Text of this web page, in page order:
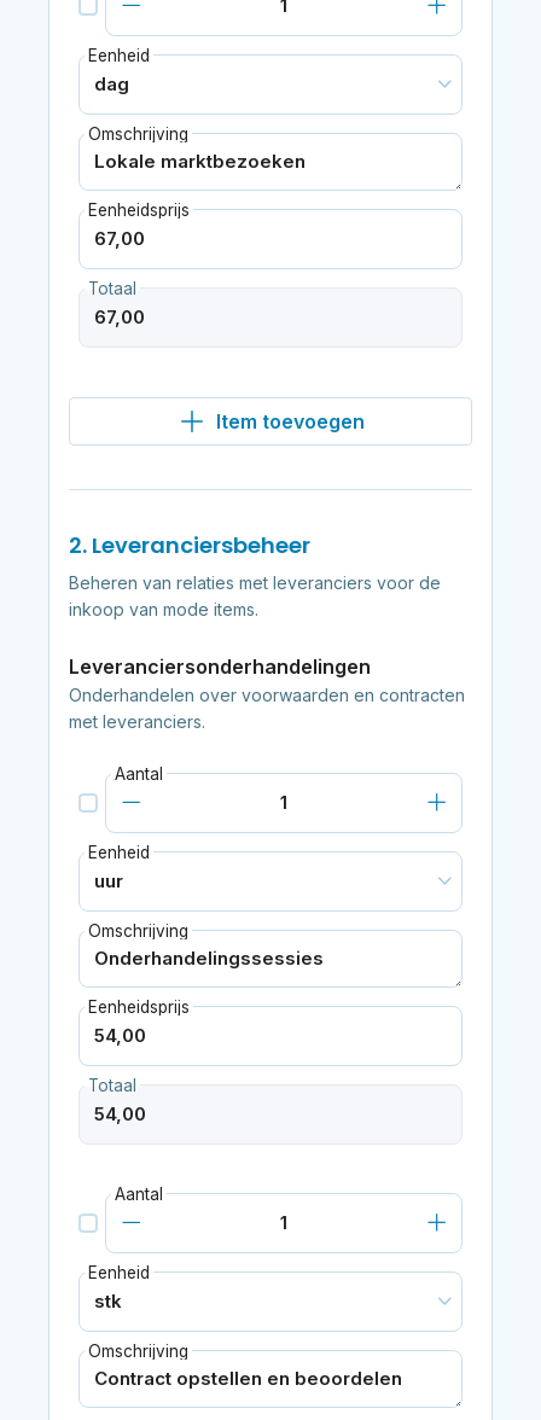
Eenheid
Omschrijving
Eenheidsprijs
Totaal
Item toevoegen
2. Leveranciersbeheer
Beheren van relaties met leveranciers voor de
inkoop van mode items.
Leveranciersonderhandelingen
Onderhandelen over voorwaarden en contracten
met leveranciers.
Aantal
Eenheid
Omschrijving
Eenheidsprijs
Totaal
Aantal
Eenheid
Omschrijving